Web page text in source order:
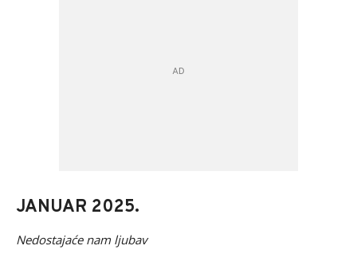
JANUAR 2025.
Nedostajaće nam ljubav